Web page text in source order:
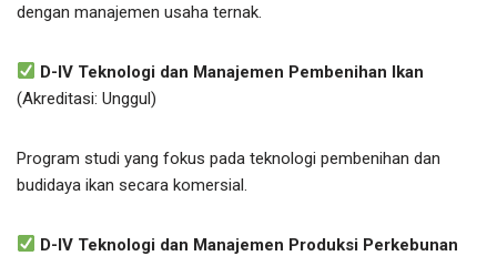
dengan manajemen usaha ternak.
D-IV Teknologi dan Manajemen Pembenihan Ikan
(Akreditasi: Unggul)
Program studi yang fokus pada teknologi pembenihan dan
budidaya ikan secara komersial.
D-IV Teknologi dan Manajemen Produksi Perkebunan